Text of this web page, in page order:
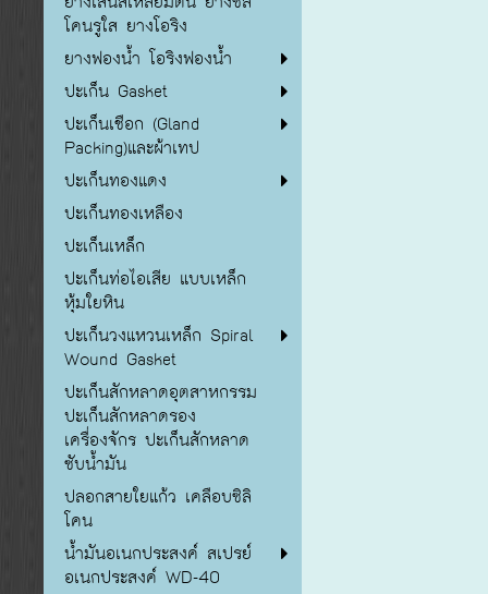
โคนรูใส ยางโอริง
ยางฟองน้ำ โอริงฟองน้ำ
ปะเก็น Gasket
ปะเก็นเชือก (Gland
Packing)และผ้าเทป
ปะเก็นทองแดง
ปะเก็นทองเหลือง
ปะเก็นเหล็ก
ปะเก็นท่อไอเสีย แบบเหล็ก
หุ้มใยหิน
ปะเก็นวงแหวนเหล็ก Spiral
Wound Gasket
ปะเก็นสักหลาดอุตสาหกรรม
ปะเก็นสักหลาดรอง
เครื่องจักร ปะเก็นสักหลาด
ซับน้ำมัน
ปลอกสายใยแก้ว เคลือบซิลิ
โคน
น้ำมันอเนกประสงค์ สเปรย์
อเนกประสงค์ WD-40